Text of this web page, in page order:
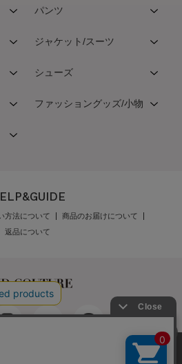
パンツ
ジャケット/スーツ
シューズ
ファッショングッズ/小物
方法について
商品のお届けについて
返品について
の利便性向上に努め
は店舗へお電話下さい